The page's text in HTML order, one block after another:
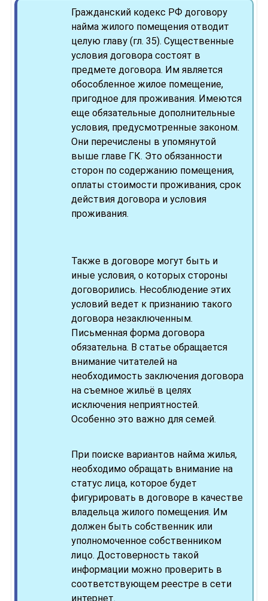
Гражданский кодекс РФ договору
найма жилого помещения отводит
целую главу (гл. 35). Существенные
условия договора состоят в
предмете договора. Им является
обособленное жилое помещение,
пригодное для проживания. Имеются
еще обязательные дополнительные
условия, предусмотренные законом.
Они перечислены в упомянутой
выше главе ГК. Это обязанности
сторон по содержанию помещения,
оплаты стоимости проживания, срок
действия договора и условия
проживания.
Также в договоре могут быть и
иные условия, о которых стороны
договорились. Несоблюдение этих
условий ведет к признанию такого
договора незаключенным.
Письменная форма договора
обязательна. В статье обращается
внимание читателей на
необходимость заключения договора
на съемное жильё в целях
исключения неприятностей.
Особенно это важно для семей.
При поиске вариантов найма жилья,
необходимо обращать внимание на
статус лица, которое будет
фигурировать в договоре в качестве
владельца жилого помещения. Им
должен быть собственник или
уполномоченное собственником
лицо. Достоверность такой
информации можно проверить в
соответствующем реестре в сети
интернет.